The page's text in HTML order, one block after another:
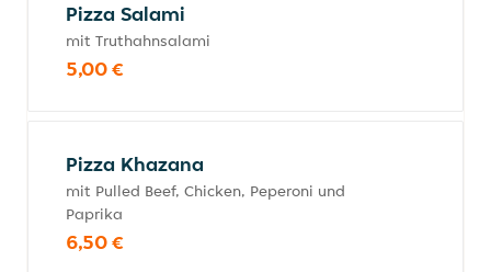
Pizza Salami
mit Truthahnsalami
5,00 €
Pizza Khazana
mit Pulled Beef, Chicken, Peperoni und
Paprika
6,50 €